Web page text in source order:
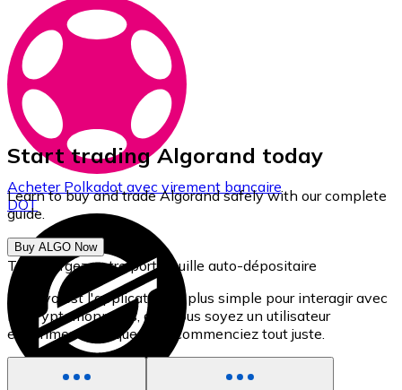
Acheter Polkadotavec virement bancaire
DOT
Start trading Algorand today
Learn to buy and trade Algorand safely with our complete
guide.
Buy ALGO Now
Téléchargez notre portefeuille auto-dépositaire
Bitnovo est l'application la plus simple pour interagir avec
les cryptomonnaies, que vous soyez un utilisateur
expérimenté ou que vous commenciez tout juste.